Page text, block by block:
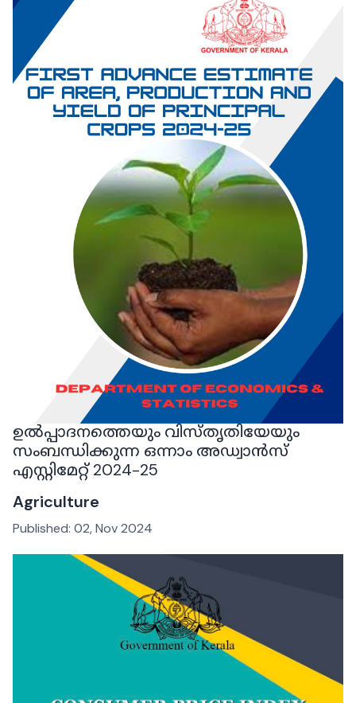
ഉൽപ്പാദനത്തെയും വിസ്തൃതിയേയും
സംബന്ധിക്കുന്ന ഒന്നാം അഡ്വാൻസ്
എസ്റ്റിമേറ്റ് 2024-25
Agriculture
Published: 02, Nov 2024